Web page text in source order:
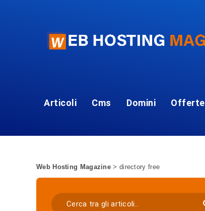
Articoli Cms Domini Offerte
Web Hosting Magazine > directory free